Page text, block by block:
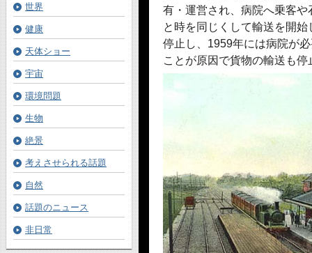
有・運営され、病院へ乗客
と時を同じくして輸送を開
停止し、1959年には病院が
ことが原因で貨物の輸送も
世界
健康
天体ショー
宇宙
環境問題
生物
絶景
考えさせられる話題
自然
話題のニュース
非日常